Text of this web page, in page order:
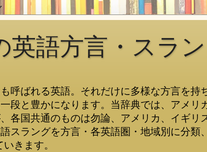
英語方言・スラ
も呼ばれる英語。それだけに多様な方言を
段と豊かになります。当辞典では、アメ
各国共通のものは勿論、アメリカ、イギ
スラングを方言・各英語圏・地域別に分
きます。